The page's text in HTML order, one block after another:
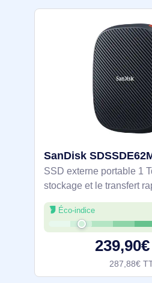
SSD externe portable 1
stockage et le transfert
sur équipements USB
1000 Mo/s pour
travail. Boîtier IP65,
Éco-indice
287,88€